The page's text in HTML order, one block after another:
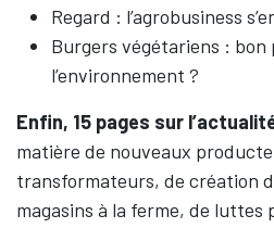
Regard : l’agrobusiness
Burgers végétariens :
l’environnement ?
Enfin, 15 pages sur
matière de nouveaux
transformateurs, de création
magasins à la ferme, de luttes